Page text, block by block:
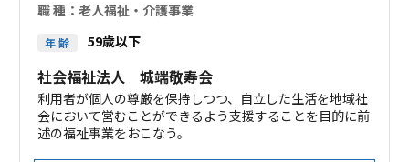
職 種： 老人福祉・介護事業
年 齢 59歳以下
社会福祉法人 城端敬寿会
利用者が個人の尊厳を保持しつつ、自立した生活を地域社
会において営むことができるよう支援することを目的に前
述の福祉事業をおこなう。